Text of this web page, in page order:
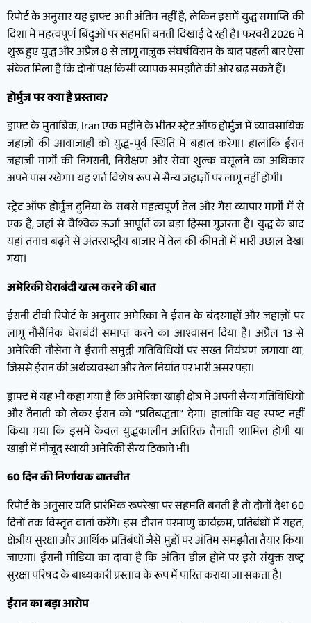
रिपोर्ट के अनुसार यह ड्राफ्ट अभी अंतिम नहीं है, लेकिन इसमें युद्ध समाप्ति की
दिशा में महत्वपूर्ण बिंदुओं पर सहमति बनती दिखाई दे रही है। फरवरी 2026 में
शुरू हुए युद्ध और अप्रैल 8 से लागू नाज़ुक संघर्षविराम के बाद पहली बार ऐसा
संकेत मिला है कि दोनों पक्ष किसी व्यापक समझौते की ओर बढ़ सकते हैं।
होर्मुज पर क्या है प्रस्ताव?
ड्राफ्ट के मुताबिक, Iran एक महीने के भीतर स्ट्रेट ऑफ होर्मुज में व्यावसायिक
जहाज़ों की आवाजाही को युद्ध-पूर्व स्थिति में बहाल करेगा। हालांकि ईरान
जहाज़ी मार्गों की निगरानी, निरीक्षण और सेवा शुल्क वसूलने का अधिकार
अपने पास रखेगा। यह शर्त विशेष रूप से सैन्य जहाज़ों पर लागू नहीं होगी।
स्ट्रेट ऑफ होर्मुज दुनिया के सबसे महत्वपूर्ण तेल और गैस व्यापार मार्गों में से
एक है, जहां से वैश्विक ऊर्जा आपूर्ति का बड़ा हिस्सा गुजरता है। युद्ध के बाद
यहां तनाव बढ़ने से अंतरराष्ट्रीय बाजार में तेल की कीमतों में भारी उछाल देखा
गया।
अमेरिकी घेराबंदी खत्म करने की बात
ईरानी टीवी रिपोर्ट के अनुसार अमेरिका ने ईरान के बंदरगाहों और जहाज़ों पर
लागू नौसैनिक घेराबंदी समाप्त करने का आश्वासन दिया है। अप्रैल 13 से
अमेरिकी नौसेना ने ईरानी समुद्री गतिविधियों पर सख्त नियंत्रण लगाया था,
जिससे ईरान की अर्थव्यवस्था और तेल निर्यात पर भारी असर पड़ा।
ड्राफ्ट में यह भी कहा गया है कि अमेरिका खाड़ी क्षेत्र में अपनी सैन्य गतिविधियों
और तैनाती को लेकर ईरान को “प्रतिबद्धता” देगा। हालांकि यह स्पष्ट नहीं
किया गया कि इसमें केवल युद्धकालीन अतिरिक्त तैनाती शामिल होगी या
खाड़ी में मौजूद स्थायी अमेरिकी सैन्य ठिकाने भी।
60 दिन की निर्णायक बातचीत
रिपोर्ट के अनुसार यदि प्रारंभिक रूपरेखा पर सहमति बनती है तो दोनों देश 60
दिनों तक विस्तृत वार्ता करेंगे। इस दौरान परमाणु कार्यक्रम, प्रतिबंधों में राहत,
क्षेत्रीय सुरक्षा और आर्थिक प्रतिबंधों जैसे मुद्दों पर अंतिम समझौता तैयार किया
जाएगा। ईरानी मीडिया का दावा है कि अंतिम डील होने पर इसे संयुक्त राष्ट्र
सुरक्षा परिषद के बाध्यकारी प्रस्ताव के रूप में पारित कराया जा सकता है।
ईरान का बड़ा आरोप